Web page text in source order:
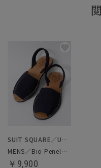
SUIT SQUARE／UNIVERSAL LANGUAGE
MENS／Bio Penelope／メノルカサンダル
￥9,900